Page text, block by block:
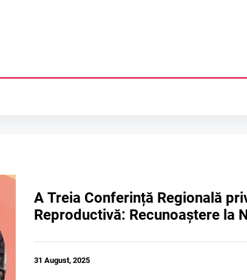
IN REGIUNE
ÎN TRANSNISTRIA
A Treia Conferință Regională
Reproductivă: Recunoaștere la
31 August, 2025